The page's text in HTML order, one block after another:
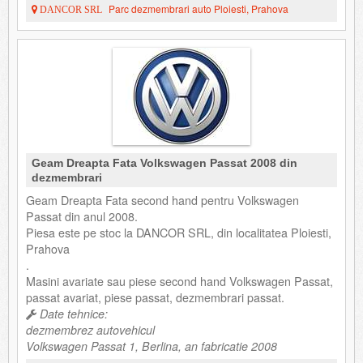
DANCOR SRL Parc dezmembrari auto Ploiesti, Prahova
Geam Dreapta Fata Volkswagen Passat 2008 din
dezmembrari
Geam Dreapta Fata second hand pentru Volkswagen
Passat din anul 2008.
Piesa este pe stoc la DANCOR SRL, din localitatea Ploiesti,
Prahova
.
Masini avariate sau piese second hand Volkswagen Passat,
passat avariat, piese passat, dezmembrari passat.
Date tehnice:
dezmembrez autovehicul
Volkswagen Passat 1, Berlina, an fabricatie 2008